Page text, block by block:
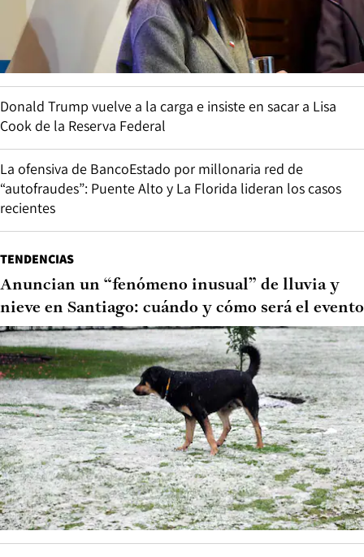
Donald Trump vuelve a la carga e insiste en sacar a Lisa
Cook de la Reserva Federal
La ofensiva de BancoEstado por millonaria red de
“autofraudes”: Puente Alto y La Florida lideran los casos
recientes
TENDENCIAS
Anuncian un “fenómeno inusual” de lluvia y
nieve en Santiago: cuándo y cómo será el evento